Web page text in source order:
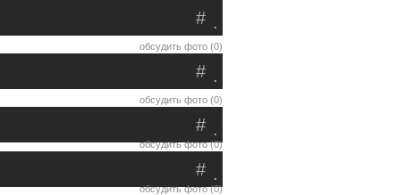
.
#
обсудить фото (0)
.
#
обсудить фото (0)
.
#
обсудить фото (0)
.
#
обсудить фото (0)